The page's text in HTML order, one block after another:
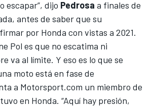
escapar”, dijo Pedrosa a finales de
antes de saber que su
firmar por Honda con vistas a 2021.
Pol es que no escatima ni
va al límite. Y eso es lo que se
moto está en fase de
a Motorsport.com un miembro de
en Honda. “Aquí hay presión,